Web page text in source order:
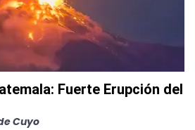
Fuerte Erupción del
Cuyo